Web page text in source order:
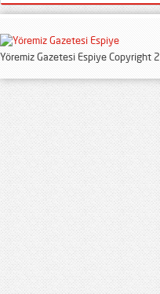
Yöremiz Gazetesi Espiye